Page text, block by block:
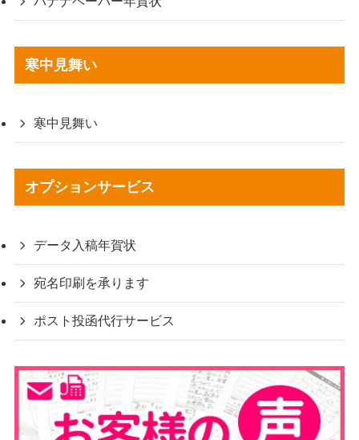
寒中見舞い
寒中見舞い
オプションサービス
データ入稿年賀状
宛名印刷を承ります
ポスト投函代行サービス